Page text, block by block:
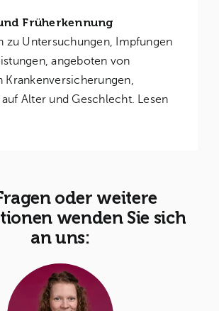
Früherkennung
zu Untersuchungen, Impfungen
angeboten von
Krankenversicherungen,
Alter und Geschlecht. Lesen
oder weitere
wenden Sie sich
an uns: